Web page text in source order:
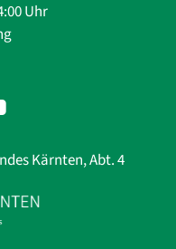
Uhr
Kärnten, Abt. 4